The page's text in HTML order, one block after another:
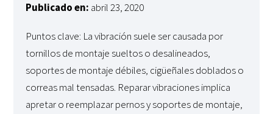
Publicado en: abril 23, 2020
Puntos clave: La vibración suele ser causada por
tornillos de montaje sueltos o desalineados,
soportes de montaje débiles, cigüeñales doblados o
correas mal tensadas. Reparar vibraciones implica
apretar o reemplazar pernos y soportes de montaje,